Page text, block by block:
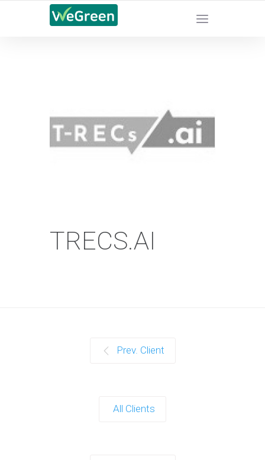
CHỨNG NHẬN SẢN PHẨM BỀN VỮNG
TRECS.AI
Prev. Client
All Clients